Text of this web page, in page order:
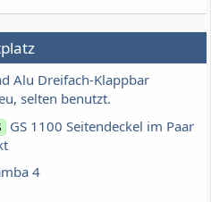
Alu Dreifach-Klappbar
selten benutzt.
GS 1100 Seitendeckel im Paar
4